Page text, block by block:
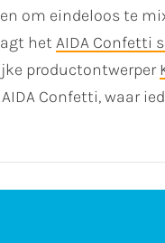
om eindeloos te
het AIDA Confetti
productontwerper
Confetti, waar